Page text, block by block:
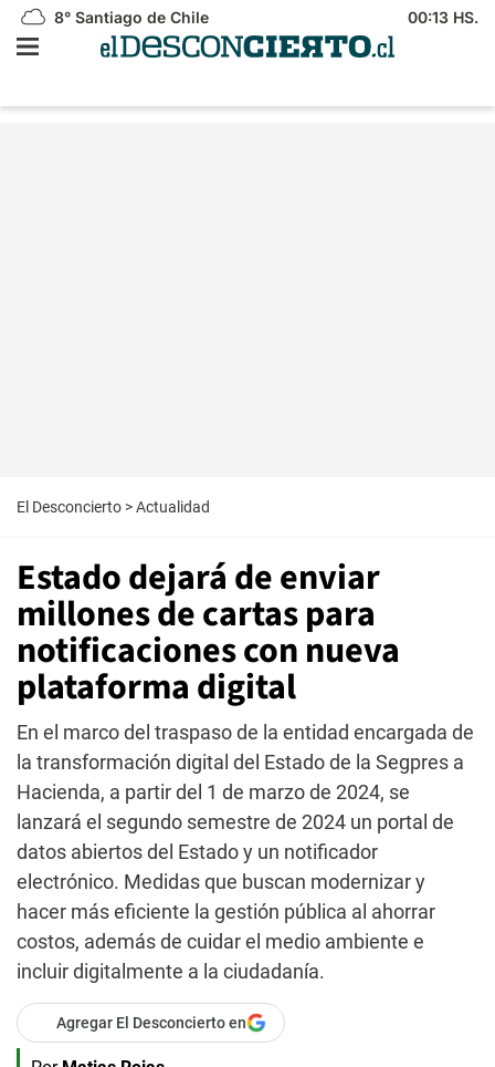
8° Santiago de Chile 00:13 HS.
El Desconcierto >Actualidad
Estado dejará de enviar
millones de cartas para
notificaciones con nueva
plataforma digital
En el marco del traspaso de la entidad encargada de
la transformación digital del Estado de la Segpres a
Hacienda, a partir del 1 de marzo de 2024, se
lanzará el segundo semestre de 2024 un portal de
datos abiertos del Estado y un notificador
electrónico. Medidas que buscan modernizar y
hacer más eficiente la gestión pública al ahorrar
costos, además de cuidar el medio ambiente e
incluir digitalmente a la ciudadanía.
Agregar El Desconcierto en